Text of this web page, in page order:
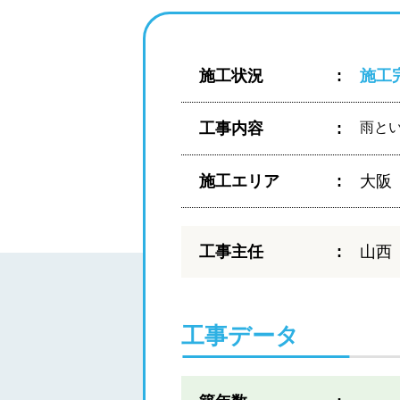
施工状況 施工
工事内容 雨と
施工エリア 大阪
工事主任 山西
工事データ